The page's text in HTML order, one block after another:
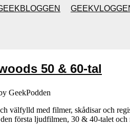
50 & 60-tal
GeekPodden
välfylld med filmer, skådisar och
första ljudfilmen, 30 & 40-talet